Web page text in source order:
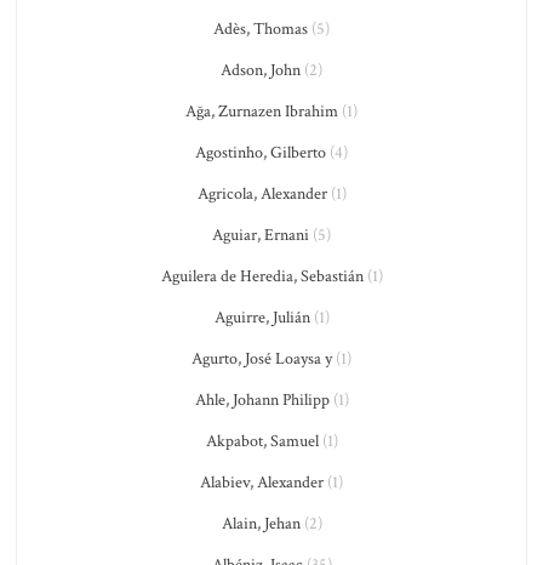
Adès, Thomas (5)
Adson, John (2)
Ağa, Zurnazen Ibrahim (1)
Agostinho, Gilberto (4)
Agricola, Alexander(1)
Aguiar, Ernani (5)
Aguilera de Heredia, Sebastián(1)
Aguirre, Julián(1)
Agurto, José Loaysa y(1)
Ahle, Johann Philipp(1)
Akpabot, Samuel(1)
Alabiev, Alexander (1)
Alain, Jehan(2)